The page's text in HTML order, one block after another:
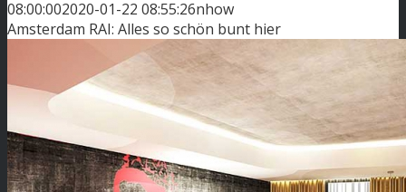
08:00:002020-01-22 08:55:26nhow
Amsterdam RAI: Alles so schön bunt hier